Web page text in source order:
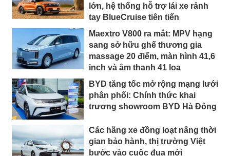
lớn, hệ thống hỗ trợ lái xe rảnh
tay BlueCruise tiên tiến
Maextro V800 ra mắt: MPV hạng
sang sở hữu ghế thương gia
massage 20 điểm, màn hình 41,6
inch và âm thanh 41 loa
BYD tăng tốc mở rộng mạng lưới
phân phối: Chính thức khai
trương showroom BYD Hà Đông
Các hãng xe đồng loạt nâng thời
gian bảo hành, thị trường Việt
bước vào cuộc đua mới